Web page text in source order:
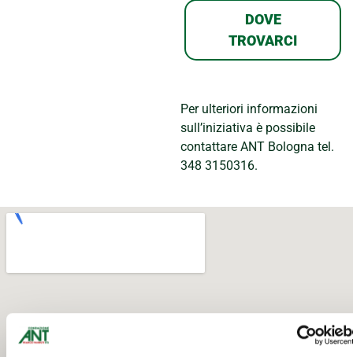
DOVE
TROVARCI
Per ulteriori informazioni
sull’iniziativa è possibile
contattare ANT Bologna tel.
348 3150316.